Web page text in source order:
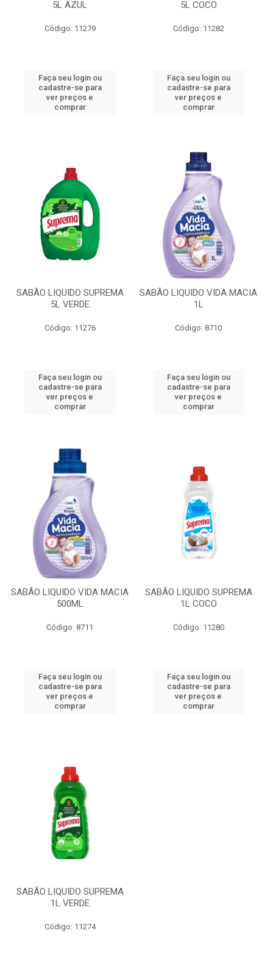
5L AZUL
Código: 11279
Faça seu login ou
cadastre-se para
ver preços e
comprar
5L COCO
Código: 11282
Faça seu login ou
cadastre-se para
ver preços e
comprar
SABÃO LIQUIDO SUPREMA
5L VERDE
Código: 11276
Faça seu login ou
cadastre-se para
ver preços e
comprar
SABÃO LIQUIDO VIDA MACIA
1L
Código: 8710
Faça seu login ou
cadastre-se para
ver preços e
comprar
SABÃO LIQUIDO VIDA MACIA
500ML
Código: 8711
Faça seu login ou
cadastre-se para
ver preços e
comprar
SABÃO LIQUIDO SUPREMA
1L COCO
Código: 11280
Faça seu login ou
cadastre-se para
ver preços e
comprar
SABÃO LIQUIDO SUPREMA
1L VERDE
Código: 11274